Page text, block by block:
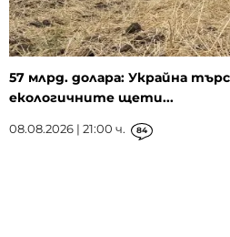
57 млрд. долара: Украйна
екологичните щети...
08.08.2026 | 21:00 ч. 84